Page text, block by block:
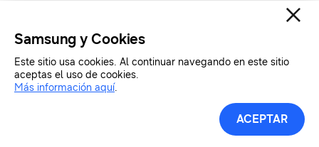
SAMSUNG.COM
Copyright© SAMSUNG All Rights Reserved.
Samsung y Cookies
Este sitio usa cookies. Al continuar navegando en este sitio
aceptas el uso de cookies.
Más información aquí.
ACEPTAR